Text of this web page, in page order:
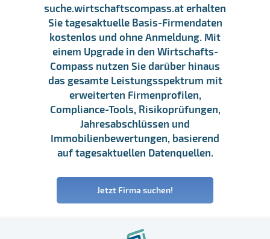
suche.wirtschaftscompass.at erhalten
Sie tagesaktuelle Basis-Firmendaten
kostenlos und ohne Anmeldung. Mit
einem Upgrade in den Wirtschafts-
Compass nutzen Sie darüber hinaus
das gesamte Leistungsspektrum mit
erweiterten Firmenprofilen,
Compliance-Tools, Risikoprüfungen,
Jahresabschlüssen und
Immobilienbewertungen, basierend
auf tagesaktuellen Datenquellen.
Jetzt Firma suchen!